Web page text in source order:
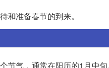
和准备春节的到来。
节气，通常在阳历的1月中